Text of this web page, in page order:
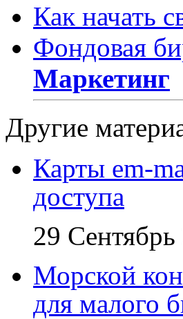
Как начать
Фондовая
Маркетинг
Другие
Карты em-
доступа
29 Сентябрь
Морской
для малого